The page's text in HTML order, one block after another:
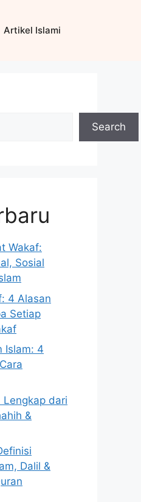
Artikel Islami
Search
Wakaf:
Sosial
4 Alasan
Setiap
Islam: 4
Lengkap dari
&
Dalil &